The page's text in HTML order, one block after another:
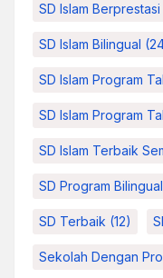
SD Islam
SD Islam Bilingual
SD Islam Program
SD Islam Program
SD Islam Terbaik
SD Program Bilingual
SD Terbaik (12)
Sekolah Dengan